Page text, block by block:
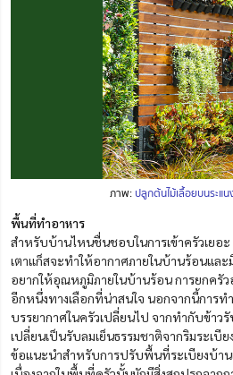
ภาพ: ปลูกต้นไม้เลื้อยบนระแน
พื้นที่ทำอาหาร
สำหรับบ้านไหนชื่นชอบในการเข้าครัวเยอ
เตาแก็สจะทำให้อากาศภายในบ้านร้อนแล
อยากให้อุณหภูมิภายในบ้านร้อน การยกครั
อีกหนึ่งทางเลือกที่น่าสนใจ นอกจากนี้การ
บรรยากาศในครัวเปลี่ยนไป จากทำกับข้าว
เปลี่ยนเป็นรับลมเย็นธรรมชาติจากริมระเบี
ข้อแนะนำสำหรับการปรับพื้นที่ระเบียงบ้า